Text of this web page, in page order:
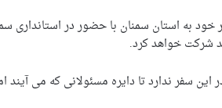
به استان سمنان با حضور در استانداری
شرکت خواهد کرد.‌
سفر ندارد تا دایره مسئولانی که می آیند